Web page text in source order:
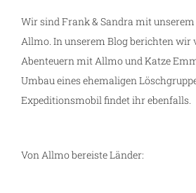
Wir sind Frank & Sandra mit
Allmo. In unserem Blog berichten wir
Abenteuern mit Allmo und Katze
Umbau eines ehemaligen
Expeditionsmobil findet ihr ebenfalls.
Von Allmo bereiste Länder: